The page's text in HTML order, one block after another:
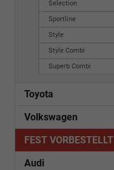
Selection
Sportline
Style
Style Combi
Superb Combi
Toyota
Volkswagen
FEST VORBESTELLT
Audi